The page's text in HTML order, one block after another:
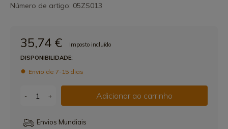
Número de artigo: 05ZS013
35,74 €
Imposto incluído
DISPONIBILIDADE:
Envio de 7-15 dias
- + Adicionar ao carrinho
Envios Mundiais